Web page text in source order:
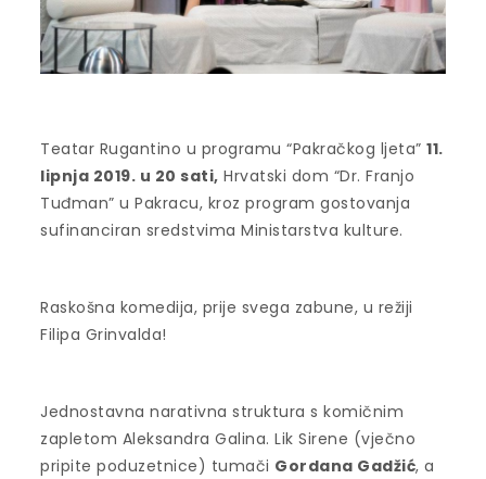
Teatar Rugantino u programu “Pakračkog ljeta”11.
lipnja 2019. u 20 sati, Hrvatski dom “Dr. Franjo
Tuđman” u Pakracu, kroz program gostovanja
sufinanciran sredstvima Ministarstva kulture.
Raskošna komedija, prije svega zabune, u režiji
Filipa Grinvalda!
Jednostavna narativna struktura s komičnim
zapletom Aleksandra Galina. Lik Sirene (vječno
pripite poduzetnice) tumači Gordana Gadžić, a